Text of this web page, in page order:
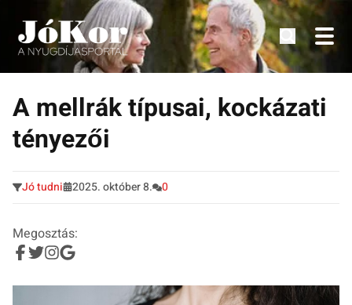
Tovább
tartalomra
Tudnivalók, érdekességek idősek számára.
A mellrák típusai, kockázati
tényezői
Jó tudni 2025. október 8. 0
Megosztás: